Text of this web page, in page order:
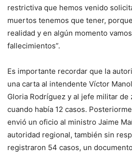
restrictiva que hemos venido
muertos tenemos que tener,
realidad y en algún momento
fallecimientos”.
Es importante recordar que la
una carta al intendente Víctor
Gloria Rodríguez y al jefe militar de
cuando había 12 casos.
envió un oficio al ministro Jaime
autoridad regional, también sin
registraron 54 casos, un